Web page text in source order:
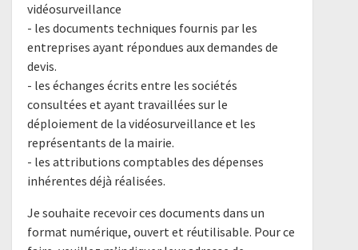
vidéosurveillance
- les documents techniques fournis par les
entreprises ayant répondues aux demandes de
devis.
- les échanges écrits entre les sociétés
consultées et ayant travaillées sur le
déploiement de la vidéosurveillance et les
représentants de la mairie.
- les attributions comptables des dépenses
inhérentes déjà réalisées.
Je souhaite recevoir ces documents dans un
format numérique, ouvert et réutilisable. Pour ce